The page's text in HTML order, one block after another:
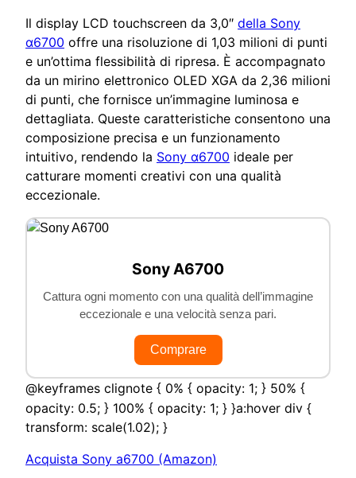
Il display LCD touchscreen da 3,0″ della Sony
α6700 offre una risoluzione di 1,03 milioni di punti
e un’ottima flessibilità di ripresa. È accompagnato
da un mirino elettronico OLED XGA da 2,36 milioni
di punti, che fornisce un’immagine luminosa e
dettagliata. Queste caratteristiche consentono una
composizione precisa e un funzionamento
intuitivo, rendendo la Sony α6700 ideale per
catturare momenti creativi con una qualità
eccezionale.
Sony A6700
Cattura ogni momento con una qualità dell’immagine
eccezionale e una velocità senza pari.
Comprare
@keyframes clignote { 0% { opacity: 1; } 50% {
opacity: 0.5; } 100% { opacity: 1; } }a:hover div {
transform: scale(1.02); }
Acquista Sony a6700 (Amazon)